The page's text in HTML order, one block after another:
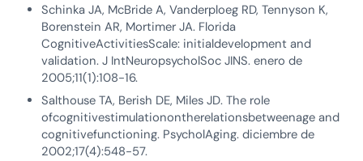
Schinka JA, McBride A, Vanderploeg RD, Tennyson K,
Borenstein AR, Mortimer JA. Florida
CognitiveActivitiesScale: initialdevelopment and
validation. J IntNeuropsycholSoc JINS. enero de
2005;11(1):108-16.
Salthouse TA, Berish DE, Miles JD. The role
ofcognitivestimulationontherelationsbetweenage and
cognitivefunctioning. PsycholAging. diciembre de
2002;17(4):548-57.